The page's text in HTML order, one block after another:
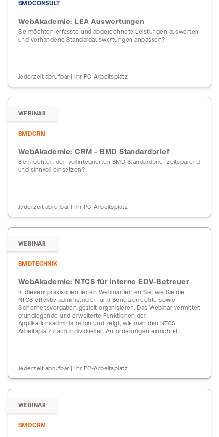
BMDCONSULT
WebAkademie: LEA Auswertungen
Sie möchten erfasste und abgerechnete Leistungen auswerten
und vorhandene Standardauswertungen anpassen?
Jederzeit abrufbar | Ihr PC-Arbeitsplatz
WEBINAR
BMDCRM
WebAkademie: CRM - BMD Standardbrief
Sie möchten den vollintegrierten BMD Standardbrief zeitsparend
und sinnvoll einsetzen?
Jederzeit abrufbar | Ihr PC-Arbeitsplatz
WEBINAR
BMDTECHNIK
WebAkademie: NTCS für interne EDV-Betreuer
In diesem praxisorientierten Webinar lernen Sie, wie Sie die
NTCS effektiv administrieren und Benutzerrechte sowie
Sicherheitsvorgaben gezielt organisieren. Das Webinar vermittelt
grundlegende und erweiterte Funktionen der
Applikationsadministration und zeigt, wie man den NTCS
Arbeitsplatz nach individuellen Anforderungen einrichtet.
Jederzeit abrufbar | Ihr PC-Arbeitsplatz
WEBINAR
BMDCRM